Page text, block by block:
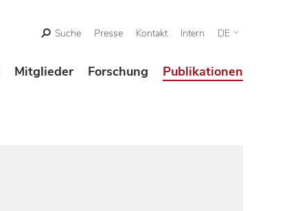
Suche Presse Kontakt Intern DE
Mitglieder Forschung Publikationen